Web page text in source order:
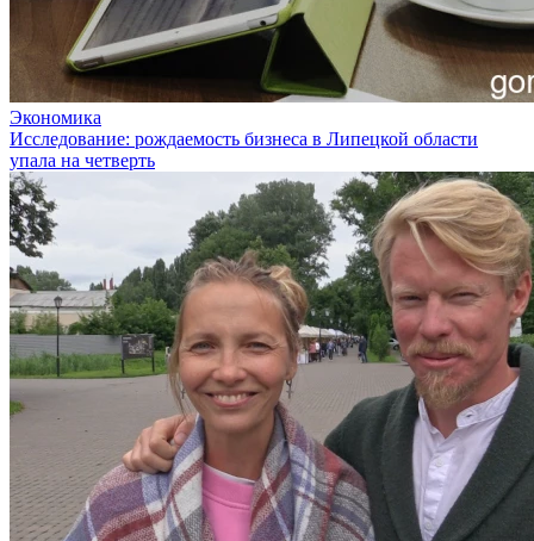
Экономика
Исследование: рождаемость бизнеса в Липецкой области
упала на четверть